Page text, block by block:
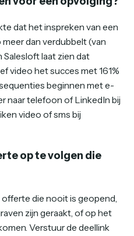
dat het inspreken van een
dan verdubbelt (van
Salesloft laat zien dat
video het succes met 161%
beginnen met e-
naar telefoon of LinkedIn bij
video of sms bij
op te volgen die
offerte die nooit is geopend,
zijn geraakt, of op het
Verstuur de deellink